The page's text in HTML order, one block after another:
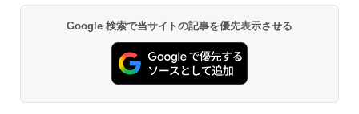
スプレイ VGA / DVI端子 店長おまかせ ケ
ーブル付き サブモニターにおすすめ 動作
￥3,300
￥26,400
ヒロシマ 消えたかぞく （ポプラ社の絵
本 67） [ 指田 和 ]
Anker Soundcore P40i オフホワイト
￥5,990
BRUCE WAYNE feat. Flo Milli, ATL Jacob
[Explicit]
￥250
【Amazon.co.jp限定】 い・ろ・は・す 2L P
ET ラベルレス ×8本
￥1,001
薬屋のひとりごと 17巻 (デジタル版ビッグガ
ンガンコミックス)
￥770
Google 検索で当サイトの記事を優先表示させる